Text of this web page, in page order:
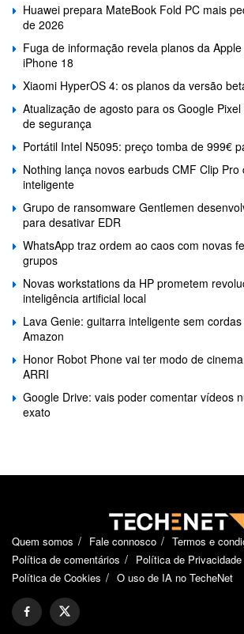
Huawei prepara MateBook Fold PC mais
de 2026
Fuga de informação revela planos da
iPhone 18
Xiaomi HyperOS 4: os planos da versão
Atualização de agosto para os Google
de segurança
Portátil Intel N5095: preço tomba de 999€
Nothing lança novos earbuds CMF Clip Pro
inteligente
Grupo de ransomware Gentlemen
para desativar EDR
WhatsApp traz ordem ao caos com novas
grupos
Novas workstations da HP prometem
inteligência artificial local
Lava Genie: guitarra inteligente sem
Amazon
Honor Robot Phone vai ter modo de
ARRI
Google Drive: vais poder comentar vídeos
exato
Quem somos Fale connosco
Termos e
Política de comentários
Política de Privacidade
Política de Cookies
O uso de IA no TecheNet